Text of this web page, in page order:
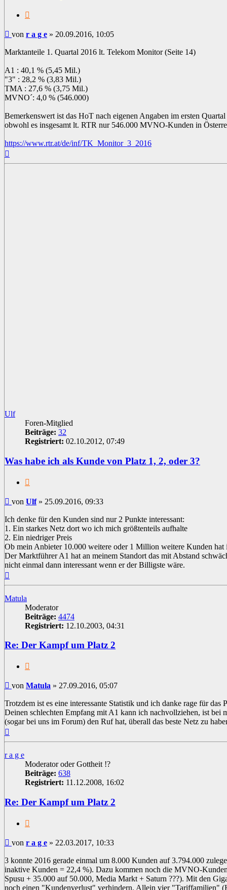
Beitrag
von r a g e » 20.09.2016, 10:05
Marktanteile 1. Quartal 2016 lt. Telekom Monitor (Seite 14)
A1 : 40,1 % (5,45 Mil.)
"3" : 28,2 % (3,83 Mil.)
TMA : 27,6 % (3,75 Mil.)
MVNO´: 4,0 % (546.000)
Bemerkenswert ist das HoT nach eigenen Angaben im ersten
obwohl es insgesamt lt. RTR nur 546.000 MVNO-Kunden in
https://www.rtr.at/de/inf/TK_Monitor_3_2016
Ulf
Foren-Mitglied
Beiträge: 32
Registriert: 02.10.2012, 07:49
Was habe ich als Kunde von Platz 1, 2, oder 3?
Beitrag
von Ulf» 25.09.2016, 09:33
Ich denke für den Kunden sind nur 2 Punkte interessant:
1. Ein starkes Netz dort wo ich mich größtenteils aufhalte
2. Ein niedriger Preis
Ob mein Anbieter 10.000 weitere oder 1 Million weitere Kunden hat
Der Marktführer A1 hat an meinem Standort das mit Abstand
nicht einmal dann interessant wenn er der Billigste wäre.
Matula
Moderator
Beiträge: 4474
Registriert: 12.10.2003, 04:31
Re: Der Kampf um Platz 2
Beitrag
von Matula » 27.09.2016, 05:07
Trotzdem ist es eine interessante Statistik und ich danke rage für das
Deinen schlechten Empfang mit A1 kann ich nachvollziehen, ist bei
(sogar bei uns im Forum) den Ruf hat, überall das beste Netz zu
r a g e
Moderator oder Gottheit !?
Beiträge: 638
Registriert: 11.12.2008, 16:02
Re: Der Kampf um Platz 2
Beitrag
von r a g e » 22.03.2017, 10:33
3 konnte 2016 gerade einmal um 8.000 Kunden auf 3.794.000
inaktive Kunden = 22,4 %). Dazu kommen noch die MVNO-
Spusu + 35.000 auf 50.000, Media Markt + Saturn ???). Mit den
noch einen "Kundenverlust" verhindern. Allein vier "Tariffamilien"